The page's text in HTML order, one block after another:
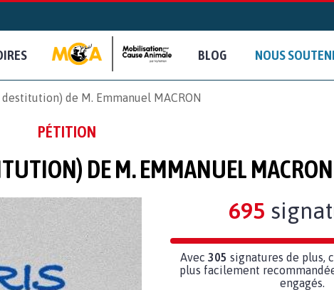
BLOG NOUS
de M. Emmanuel MACRON
PÉTITION
DE M. EMMANUEL MACRON
695
Avec 305 signatures de plus,
plus facilement
engagés.